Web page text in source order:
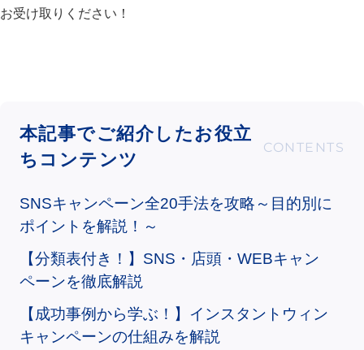
お受け取りください！
本記事でご紹介したお役立
ちコンテンツ
SNSキャンペーン全20手法を攻略～目的別に
ポイントを解説！～
【分類表付き！】SNS・店頭・WEBキャン
ペーンを徹底解説
【成功事例から学ぶ！】インスタントウィン
キャンペーンの仕組みを解説